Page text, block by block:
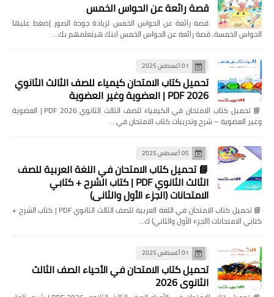
قصة رائعة عن الحواس الخمس
قصة رائعة عن الحواس الخمس لزيادة جودة الصور إضغط عليها
الحواس الخمسة, قصة رائعة عن الحواس الخمس ابنك هيتعلمهم بك…
01 أغسطس 2025
تحميل كتاب الامتحان كيمياء للصف الثالث الثانوي
2026 PDF | العضوية وغير العضوية
📘 تحميل كتاب الامتحان في الكيمياء للصف الثالث الثانوي 2026 PDF | العضوية
وغير العضوية – شرح وتدريبات كتاب الامتحان في …
05 أغسطس 2025
📘 تحميل كتاب الامتحان في اللغة العربية للصف
الثالث الثانوي PDF | كتاب الشرح + كتابي
الامتحانات (الجزء الأول والثاني)
📘 تحميل كتاب الامتحان في اللغة العربية للصف الثالث الثانوي PDF | كتاب الشرح +
كتابي الامتحانات (الجزء الأول والثاني) ك…
01 أغسطس 2025
تحميل كتاب الامتحان في الأحياء الصف الثالث
الثانوي 2026